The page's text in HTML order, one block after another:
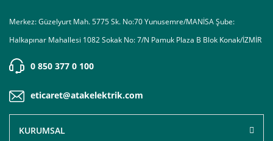
Merkez: Güzelyurt Mah. 5775 Sk. No:70 Yunusemre/MANİSA Şube:
Halkapınar Mahallesi 1082 Sokak No: 7/N Pamuk Plaza B Blok Konak/İZMİR
0 850 377 0 100
eticaret@atakelektrik.com
KURUMSAL